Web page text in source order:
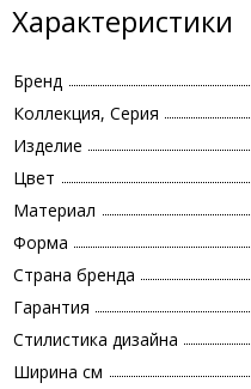
Характеристики
Бренд
Коллекция, Серия
Изделие
Цвет
Материал
Форма
Страна бренда
Гарантия
Стилистика дизайна
Ширина см